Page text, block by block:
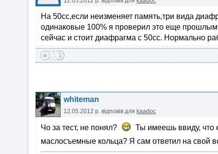
На 50сс,если неизменяет память,три вида
одинаковые 100% я проверил это еще
сейчас и стоит диафрагма с 50сс. Нормально
whiteman
12.05.2012 р. відповів для kaadoc
Чо за тест, не понял?
Ты имеешь ввиду, что
маслосъемные кольца? Я сам ответил на свой